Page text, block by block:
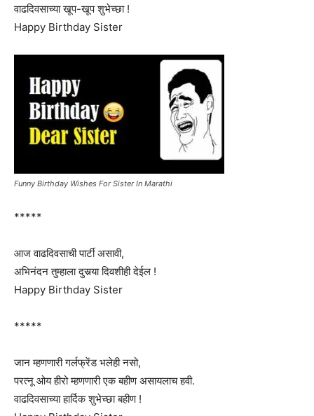
वाढदिवसाच्या खूप-खूप शुभेच्छा !
Happy Birthday Sister
Funny Birthday Wishes For Sister In Marathi
*****
आज वाढदिवसाची पार्टी असावी,
अभिनंदन तुम्हाला दुसर्‍या दिवशीही देईल !
Happy Birthday Sister
*****
जान म्हणणारी गर्लफ्रेंड भलेही नसो,
परत्नू ओय हीरो म्हणणारी एक बहीण असायलाच हवी.
वाढदिवसाच्या हार्दिक शुभेच्छा बहीण !